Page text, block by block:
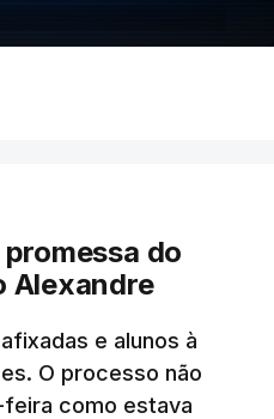
do
Alexandre
e alunos à
O processo não
como estava